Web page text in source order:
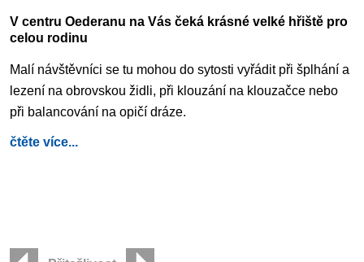
V centru Oederanu na Vás čeká krásné velké hřiště pro
celou rodinu
Malí návštěvníci se tu mohou do sytosti vyřádit při šplhání a
lezení na obrovskou židli, při klouzání na klouzačce nebo
při balancování na opičí dráze.
čtěte více...